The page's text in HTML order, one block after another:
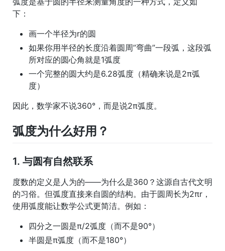
下：
画一个半径为r的圆
如果你用半径的长度沿着圆周”弯曲”一段弧，这段弧
所对应的圆心角就是1弧度
一个完整的圆大约是6.28弧度（精确来说是2π弧
度）
因此，数学家不说360°，而是说2π弧度。
弧度为什么好用？
1. 与圆有自然联系
度数的定义是人为的——为什么是360？这源自古代文明
的习俗。但弧度直接来自圆的结构。由于圆周长为2πr，
使用弧度能让数学公式更简洁。例如：
四分之一圆是π/2弧度（而不是90°）
半圆是π弧度（而不是180°）